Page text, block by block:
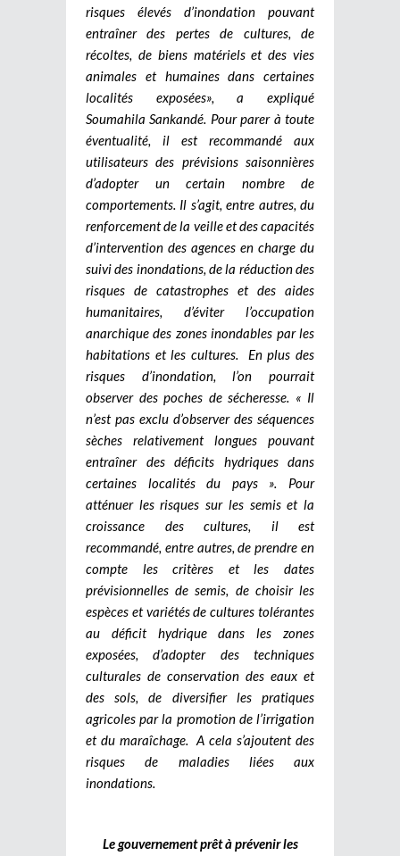
risques élevés d’inondation pouvant
entraîner des pertes de cultures, de
récoltes, de biens matériels et des vies
animales et humaines dans certaines
localités exposées», a expliqué
Soumahila Sankandé. Pour parer à toute
éventualité, il est recommandé aux
utilisateurs des prévisions saisonnières
d’adopter un certain nombre de
comportements. Il s’agit, entre autres, du
renforcement de la veille et des capacités
d’intervention des agences en charge du
suivi des inondations, de la réduction des
risques de catastrophes et des aides
humanitaires, d’éviter l’occupation
anarchique des zones inondables par les
habitations et les cultures. En plus des
risques d’inondation, l’on pourrait
observer des poches de sécheresse. « Il
n’est pas exclu d’observer des séquences
sèches relativement longues pouvant
entraîner des déficits hydriques dans
certaines localités du pays ». Pour
atténuer les risques sur les semis et la
croissance des cultures, il est
recommandé, entre autres, de prendre en
compte les critères et les dates
prévisionnelles de semis, de choisir les
espèces et variétés de cultures tolérantes
au déficit hydrique dans les zones
exposées, d’adopter des techniques
culturales de conservation des eaux et
des sols, de diversifier les pratiques
agricoles par la promotion de l’irrigation
et du maraîchage. A cela s’ajoutent des
risques de maladies liées aux
inondations.
Le gouvernement prêt à prévenir les